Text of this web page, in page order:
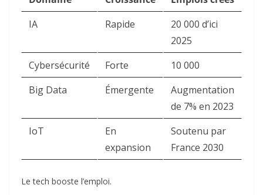
IA
Rapide
20 000 d’ici
2025
Cybersécurité
Forte
10 000
Big Data
Émergente
Augmentation
de 7% en 2023
IoT
En
expansion
Soutenu par
France 2030
Le tech booste l’emploi.